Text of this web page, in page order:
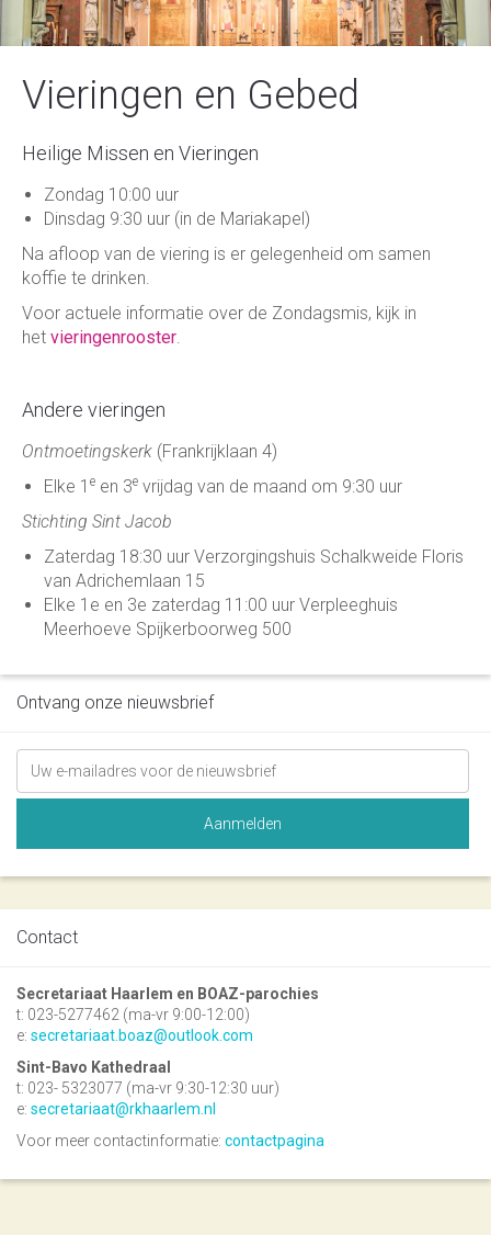
Vieringen en Gebed
Heilige Missen en Vieringen
Zondag 10:00 uur
Dinsdag 9:30 uur (in de Mariakapel)
Na afloop van de viering is er gelegenheid om samen
koffie te drinken.
Voor actuele informatie over de Zondagsmis, kijk in
het vieringenrooster.
Andere vieringen
Ontmoetingskerk (Frankrijklaan 4)
Elke 1 e en 3e vrijdag van de maand om 9:30 uur
Stichting Sint Jacob
Zaterdag 18:30 uur Verzorgingshuis Schalkweide Floris
van Adrichemlaan 15
Elke 1e en 3e zaterdag 11:00 uur Verpleeghuis
Meerhoeve Spijkerboorweg 500
Ontvang onze nieuwsbrief
Contact
Secretariaat Haarlem en BOAZ-parochies
t: 023-5277462 (ma-vr 9:00-12:00)
e: secretariaat.boaz@outlook.com
Sint-Bavo Kathedraal
t: 023- 5323077 (ma-vr 9:30-12:30 uur)
e: secretariaat@rkhaarlem.nl
Voor meer contactinformatie: contactpagina